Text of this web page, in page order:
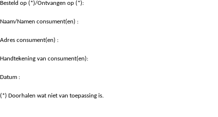
Besteld op (*)/Ontvangen op (*):
Naam/Namen consument(en) :
Adres consument(en) :
Handtekening van consument(en):
Datum :
(*) Doorhalen wat niet van toepassing is.